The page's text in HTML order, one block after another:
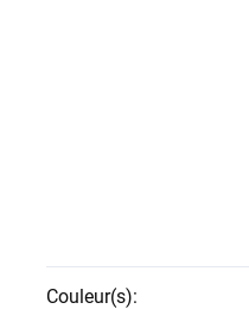
Couleur(s):